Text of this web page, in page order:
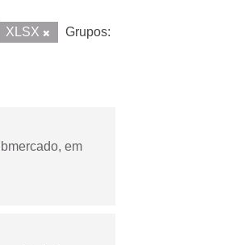
XLSX
Grupos:
em